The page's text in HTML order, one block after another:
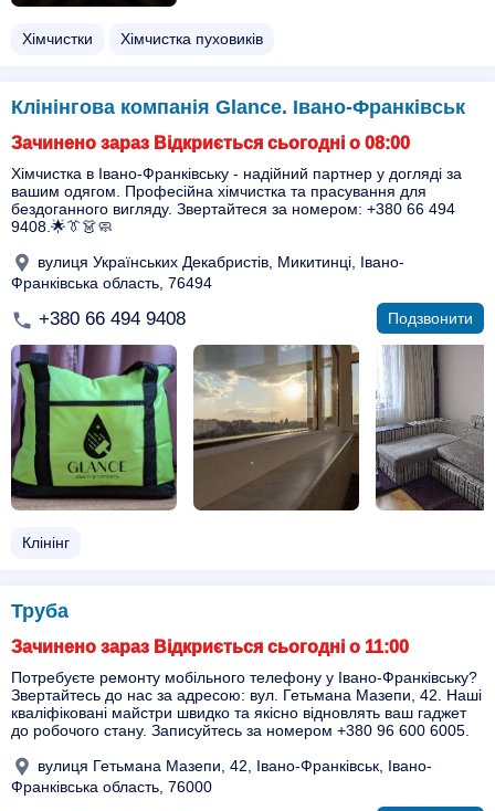
Хімчистки Хімчистка пуховиків
Клінінгова компанія Glance. Івано-Франківськ
Зачинено зараз Відкриється сьогодні о 08:00
Хімчистка в Івано-Франківську - надійний партнер у догляді за
вашим одягом. Професійна хімчистка та прасування для
бездоганного вигляду. Звертайтеся за номером: +380 66 494
9408.🌟👔👗🧼
вулиця Українських Декабристів, Микитинці, Івано-
Франківська область, 76494
+380 66 494 9408 Подзвонити
Клінінг
Труба
Зачинено зараз Відкриється сьогодні о 11:00
Потребуєте ремонту мобільного телефону у Івано-Франківську?
Звертайтесь до нас за адресою: вул. Гетьмана Мазепи, 42. Наші
кваліфіковані майстри швидко та якісно відновлять ваш гаджет
до робочого стану. Записуйтесь за номером +380 96 600 6005.
вулиця Гетьмана Мазепи, 42, Івано-Франківськ, Івано-
Франківська область, 76000